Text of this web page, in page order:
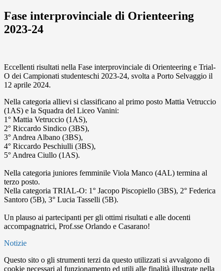
Fase interprovinciale di Orienteering
2023-24
Eccellenti risultati nella Fase interprovinciale di Orienteering e Trial-
O dei Campionati studenteschi 2023-24, svolta a Porto Selvaggio il
12 aprile 2024.
Nella categoria allievi si classificano al primo posto Mattia Vetruccio
(1AS) e la Squadra del Liceo Vanini:
1° Mattia Vetruccio (1AS),
2° Riccardo Sindico (3BS),
3° Andrea Albano (3BS),
4° Riccardo Peschiulli (3BS),
5° Andrea Ciullo (1AS).
Nella categoria juniores femminile Viola Manco (4AL) termina al
terzo posto.
Nella categoria TRIAL-O: 1° Jacopo Piscopiello (3BS), 2° Federica
Santoro (5B), 3° Lucia Tasselli (5B).
Un plauso ai partecipanti per gli ottimi risultati e alle docenti
accompagnatrici, Prof.sse Orlando e Casarano!
Notizie
Questo sito o gli strumenti terzi da questo utilizzati si avvalgono di
cookie necessari al funzionamento ed utili alle finalità illustrate nella